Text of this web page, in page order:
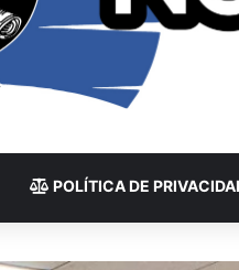
POLÍTICA DE